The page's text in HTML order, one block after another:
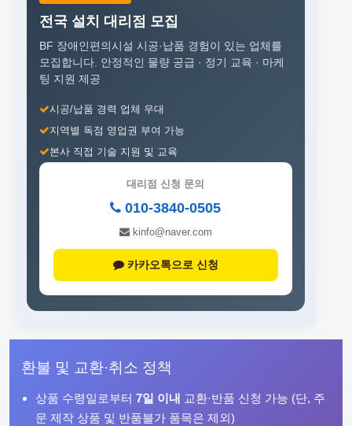
전국 설치 대리점 모집
BF 장애인편의시설 시공·납품 경험이 있는 업체를
모집합니다. 안정적인 물량 공급 · 정기 교육 · 마케
팅 지원 제공
시공/납품 경력 업체 우대
지역별 독점 영업권 부여 가능
본사 직접 기술 지원 및 교육
대리점 신청 문의
010-3840-0505
kinfo@naver.com
카카오톡으로 신청
환불 및 교환·취소 정책
상품 수령일로부터 7일 이내 교환·반품 신청 가능 (단, 주
문 제작 상품 및 반품불가 품목은 제외)